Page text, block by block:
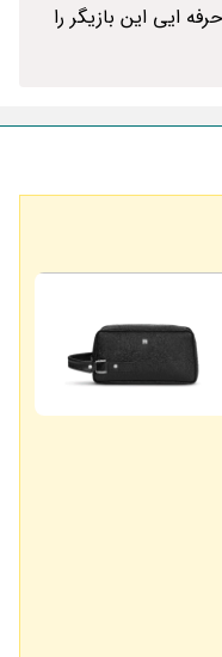
ایی این بازیگر را